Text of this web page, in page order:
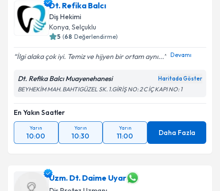
Dt. Refika Balcı
Diş Hekimi
Konya, Selçuklu
5 (68 Değerlendirme)
İlgi alaka çok iyi. Temiz ve hijyen bir ortam aynı... Devamı
Dt. Refika Balcı Muayenehanesi Haritada Göster
BEYHEKİM MAH. BAHTIGÜZEL SK. 1.GİRİŞ NO: 2 C İÇ KAPI NO: 1
En Yakın Saatler
Yarın
10:00
Yarın
10:30
Yarın
11:00 Daha Fazla
Uzm. Dt. Daime Uyar